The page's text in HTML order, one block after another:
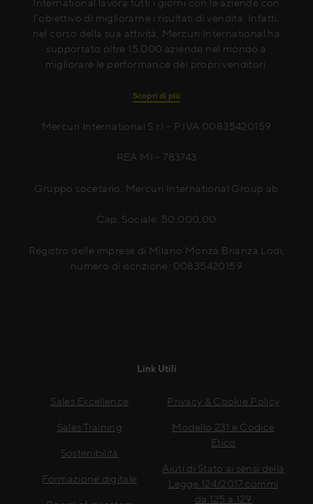
l’obiettivo di migliorarne i risultati di vendita. Infatti,
nel corso della sua attività, Mercuri International ha
supportato oltre 15.000 aziende nel mondo a
migliorare le performance dei propri venditori.
Scopri di più
Mercuri International S.r.l – P.IVA 00835420159
REA MI – 783743
Gruppo socetario: Mercuri International Group ab
Cap. Sociale: 50.000,00
Registro delle imprese di Milano Monza Brianza Lodi,
numero di iscrizione: 00835420159
Link Utili
Sales Excellence
Sales Training
Sostenibilità
Formazione digitale
Privacy & Cookie Policy
Modello 231 e Codice
Etico
Aiuti di Stato ai sensi della
Legge 124/2017 commi
da 125 a 129